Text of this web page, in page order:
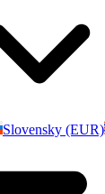
Slovensky (EUR)